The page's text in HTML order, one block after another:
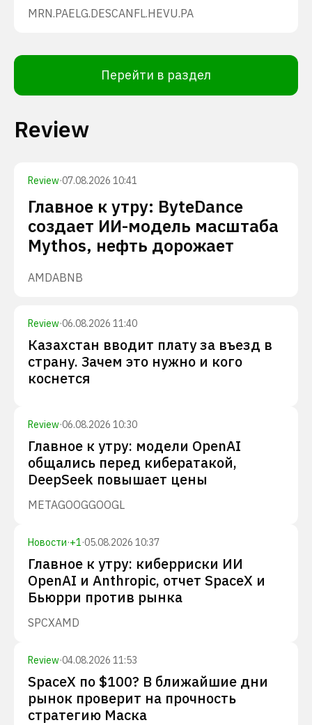
MRN.PAELG.DESCANFL.HEVU.PA
Перейти в раздел
Review
Review·07.08.2026 10:41
Главное к утру: ByteDance
создает ИИ-модель масштаба
Mythos, нефть дорожает
AMDABNB
Review·06.08.2026 11:40
Казахстан вводит плату за въезд в
страну. Зачем это нужно и кого
коснется
Review·06.08.2026 10:30
Главное к утру: модели OpenAI
общались перед кибератакой,
DeepSeek повышает цены
METAGOOGGOOGL
Новости·+1·05.08.2026 10:37
Главное к утру: киберриски ИИ
OpenAI и Anthropic, отчет SpaceX и
Бьюрри против рынка
SPCXAMD
Review·04.08.2026 11:53
SpaceX по $100? В ближайшие дни
рынок проверит на прочность
стратегию Маска